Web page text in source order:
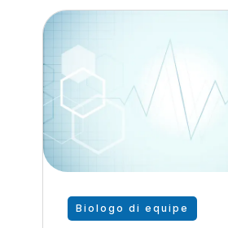
Biologo di equipe